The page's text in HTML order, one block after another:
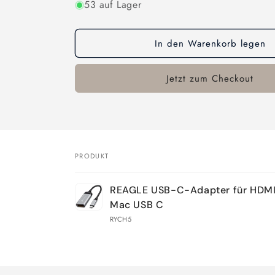
53 auf Lager
In den Warenkorb legen
Jetzt zum Checkout
Warenkorb
PRODUKT
REAGLE USB-C-Adapter für
Mac USB C
RYCH5